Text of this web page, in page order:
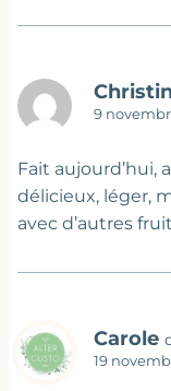
9
Fait aujourd’hui,
délicieux, léger,
avec d’autres
Carole
19